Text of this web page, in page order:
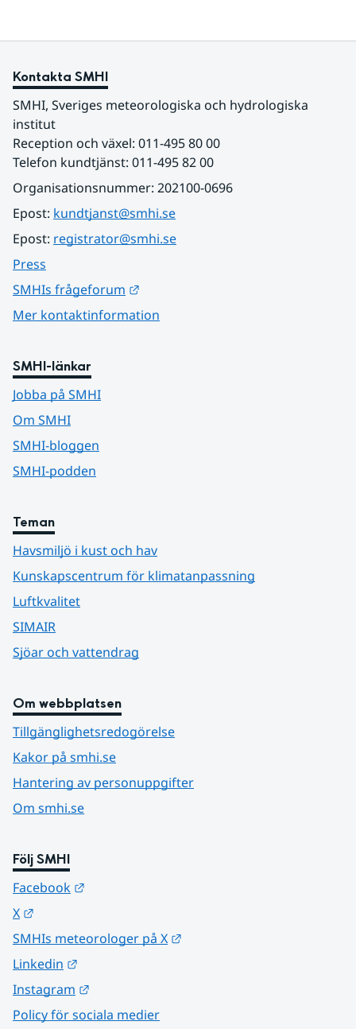
Kontakta SMHI
SMHI, Sveriges meteorologiska och hydrologiska
institut
Reception och växel: 011-495 80 00
Telefon kundtjänst: 011-495 82 00
Organisationsnummer: 202100-0696
Epost: kundtjanst@smhi.se
Epost: registrator@smhi.se
Press
SMHIs frågeforum
Mer kontaktinformation
SMHI-länkar
Jobba på SMHI
Om SMHI
SMHI-bloggen
SMHI-podden
Teman
Havsmiljö i kust och hav
Kunskapscentrum för klimatanpassning
Luftkvalitet
SIMAIR
Sjöar och vattendrag
Om webbplatsen
Tillgänglighetsredogörelse
Kakor på smhi.se
Hantering av personuppgifter
Om smhi.se
Följ SMHI
Facebook
X
SMHIs meteorologer på X
Linkedin
Instagram
Policy för sociala medier